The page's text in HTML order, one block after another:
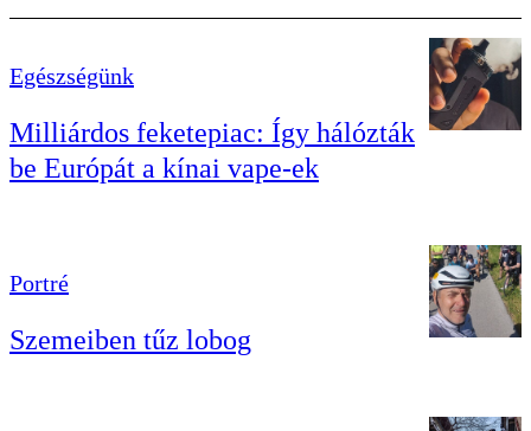
Egészségünk
Milliárdos feketepiac: Így hálózták
be Európát a kínai vape-ek
Portré
Szemeiben tűz lobog